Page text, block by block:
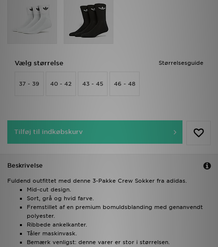
Størrelsesguide
Vælg størrelse
37 - 39 40 - 42 43 - 45 46 - 48
Tilføj til indkøbskurv
Beskrivelse
Fuldend outfittet med denne 3-Pakke Crew Sokker fra adidas.
Mid-cut design.
Sort, grå og hvid farve.
Fremstillet af en premium bomuldsblanding med genanvendt
polyester.
Ribbede ankelkanter.
Tåler maskinvask.
Bemærk venligst: denne varer er stor i størrelsen.